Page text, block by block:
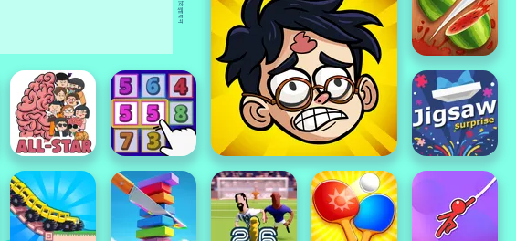
विज्ञापन